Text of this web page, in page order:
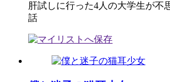
肝試しに行った4人の大学生が不
話